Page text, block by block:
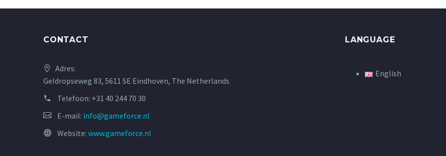
CONTACT
Adres:
Geldropseweg 83, 5611 SE Eindhoven, The Netherlands
Telefoon: +31 40 244 70 30
E-mail: info@gameforce.nl
Website: www.gameforce.nl
LANGUAGE
English